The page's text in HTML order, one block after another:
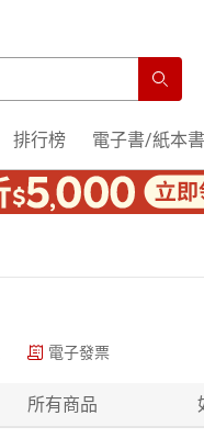
排行榜 電子書/紙本書
電子發票
所有商品